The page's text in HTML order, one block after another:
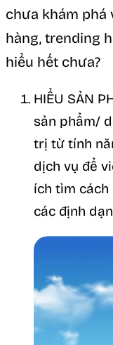
chưa khám phá
hàng, trending
hiểu hết chưa?
HIỂU SẢN
sản phẩm/
trị từ tính
dịch vụ để
ích tìm cách
các định